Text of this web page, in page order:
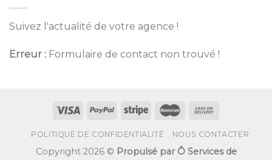
Suivez l'actualité de votre agence !
Erreur : Formulaire de contact non trouvé !
POLITIQUE DE CONFIDENTIALITÉ NOUS CONTACTER
Copyright 2026 © Propulsé par Ô Services de